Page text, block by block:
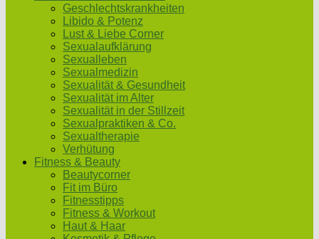
Geschlechtskrankheiten
Libido & Potenz
Lust & Liebe Corner
Sexualaufklärung
Sexualleben
Sexualmedizin
Sexualität & Gesundheit
Sexualität im Alter
Sexualität in der Stillzeit
Sexualpraktiken & Co.
Sexualtherapie
Verhütung
Fitness & Beauty
Beautycorner
Fit im Büro
Fitnesstipps
Fitness & Workout
Haut & Haar